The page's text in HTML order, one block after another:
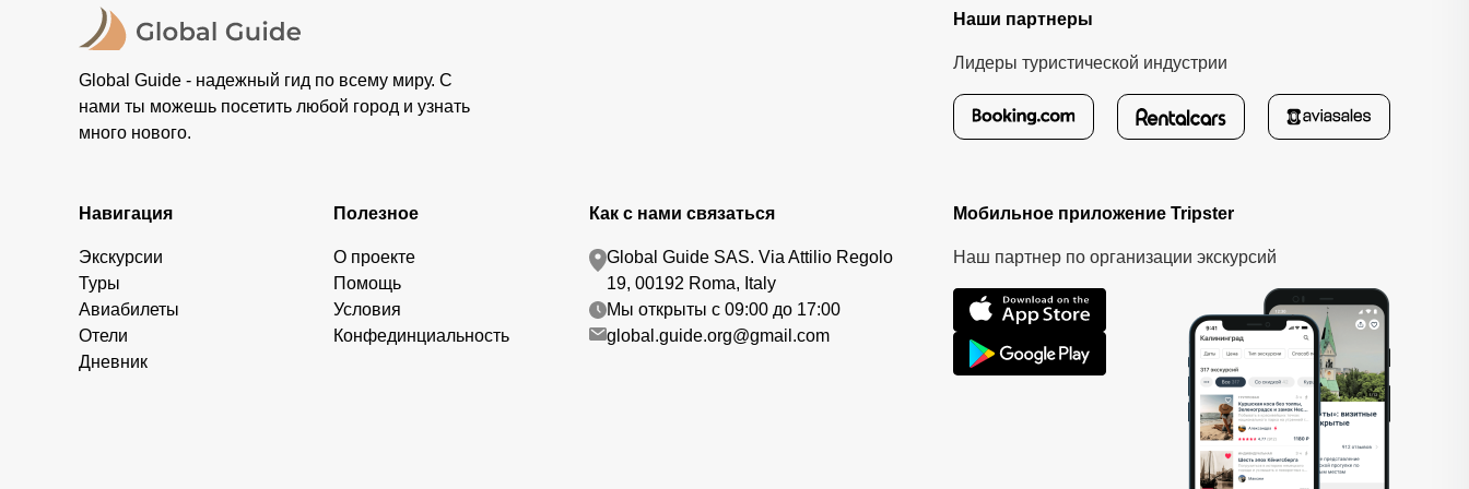
Global Guide - надежный гид по всему миру. С
нами ты можешь посетить любой город и узнать
много нового.
Наши партнеры
Лидеры туристической индустрии
Навигация
Экскурсии
Туры
Авиабилеты
Отели
Дневник
Полезное
О проекте
Помощь
Условия
Конфединциальность
Как с нами связаться
Global Guide SAS. Via Attilio Regolo
19, 00192 Roma, Italy
Мы открыты с 09:00 до 17:00
global.guide.org@gmail.com
Мобильное приложение Tripster
Наш партнер по организации экскурсий